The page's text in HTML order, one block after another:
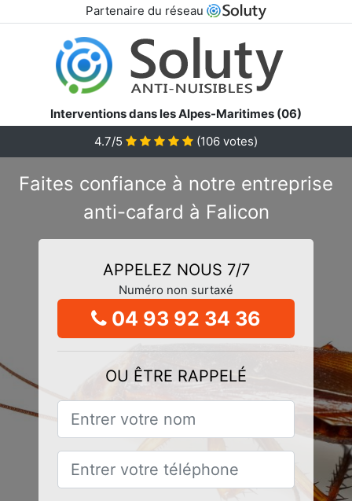
Partenaire du réseau
Interventions dans les Alpes-Maritimes (06)
4.7/5
(106 votes)
Faites confiance à notre entreprise
anti-cafard à Falicon
APPELEZ NOUS 7/7
Numéro non surtaxé
04 93 92 34 36
OU ÊTRE RAPPELÉ